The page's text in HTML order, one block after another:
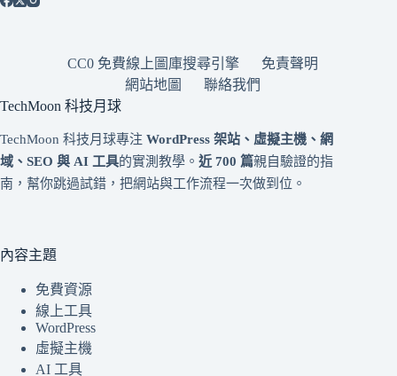
CC0 免費線上圖庫搜尋引擎
免責聲明
網站地圖
聯絡我們
TechMoon 科技月球
TechMoon 科技月球專注 WordPress 架站、虛擬主機、網
域、SEO 與 AI 工具的實測教學。 近 700 篇親自驗證的指
南，幫你跳過試錯，把網站與工作流程一次做到位。
內容主題
免費資源
線上工具
WordPress
虛擬主機
AI 工具